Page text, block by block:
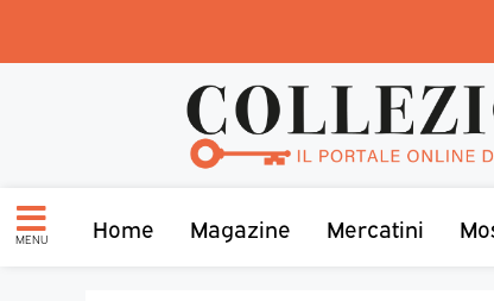
MENU Home Magazine Mercatini